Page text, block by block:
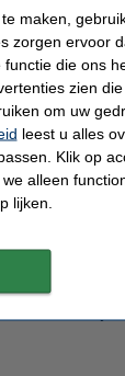
mm rond)
een levertijd
maken,
zorgen ervoor
die ons
zien die
om uw
leest u alles
Klik op
alleen
lijken.